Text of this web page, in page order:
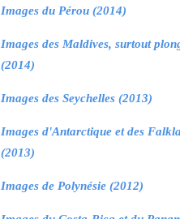
Images du Pérou (2014)
Images des Maldives, surtout
(2014)
Images des Seychelles (2013)
Images d'Antarctique et des
(2013)
Images de Polynésie (2012)